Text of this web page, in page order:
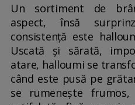
Un sortiment de
aspect, însă
consistență este
Uscată și sărată,
atare, halloumi se
când este pusă pe
se rumenește